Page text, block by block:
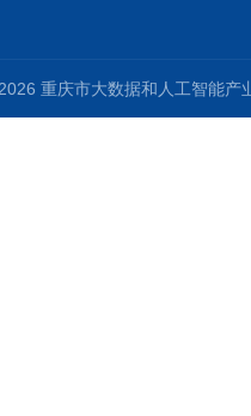
重庆市大数据和人工智能产